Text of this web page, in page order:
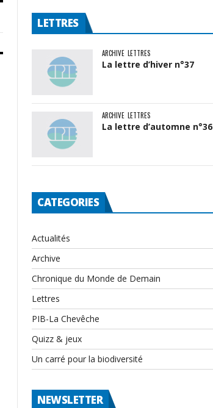
LETTRES
ARCHIVE LETTRES
La lettre d’hiver n°37
ARCHIVE LETTRES
La lettre d’automne n°36
CATEGORIES
Actualités
Archive
Chronique du Monde de Demain
Lettres
PIB-La Chevêche
Quizz & jeux
Un carré pour la biodiversité
NEWSLETTER